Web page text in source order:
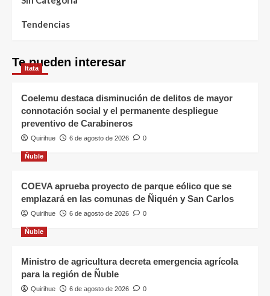
Tendencias
Te pueden interesar
Itata
Coelemu destaca disminución de delitos de mayor
connotación social y el permanente despliegue
preventivo de Carabineros
Quirihue 6 de agosto de 2026 0
Ñuble
COEVA aprueba proyecto de parque eólico que se
emplazará en las comunas de Ñiquén y San Carlos
Quirihue 6 de agosto de 2026 0
Ñuble
Ministro de agricultura decreta emergencia agrícola
para la región de Ñuble
Quirihue 6 de agosto de 2026 0